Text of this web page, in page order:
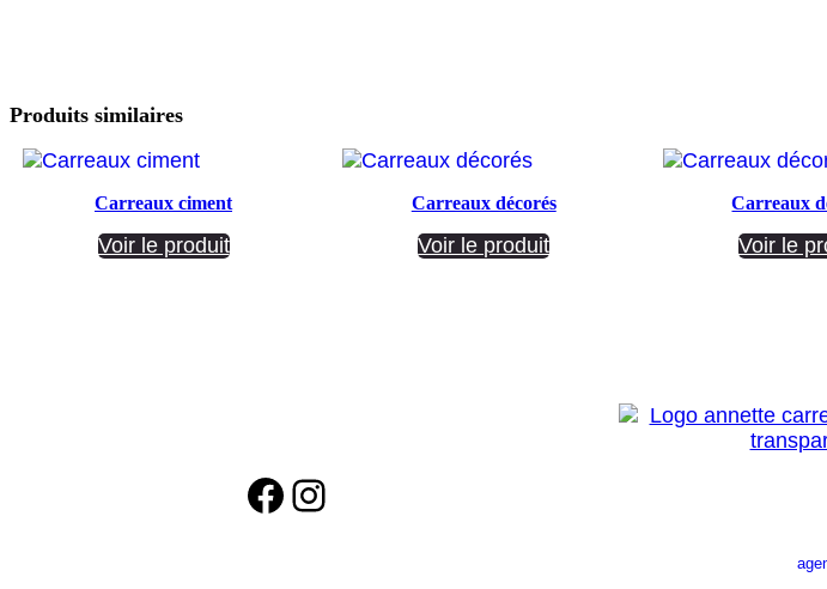
Produits similaires
Carreaux ciment
Voir le produit
Carreaux décorés
Voir le produit
Carreaux
Voir le
Facebook
Instagram